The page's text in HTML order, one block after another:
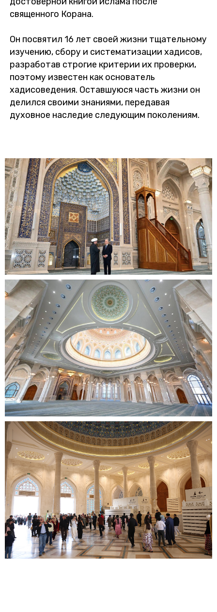
священного Корана.
Он посвятил 16 лет своей жизни тщательному
изучению, сбору и систематизации хадисов,
разработав строгие критерии их проверки,
поэтому известен как основатель
хадисоведения. Оставшуюся часть жизни он
делился своими знаниями, передавая
духовное наследие следующим поколениям.